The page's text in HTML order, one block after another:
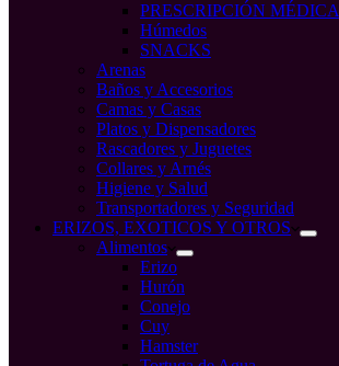
PRESCRIPCIÓN MÉDICA
Húmedos
SNACKS
Arenas
Baños y Accesorios
Camas y Casas
Platos y Dispensadores
Rascadores y Juguetes
Collares y Arnés
Higiene y Salud
Transportadores y Seguridad
ERIZOS, EXOTICOS Y OTROS
Alimentos
Erizo
Hurón
Conejo
Cuy
Hamster